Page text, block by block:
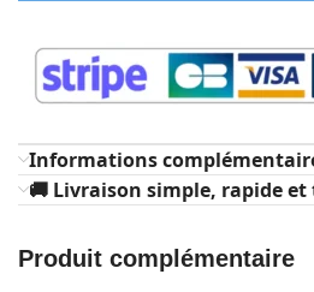
Informations
🚚 Livraison simple, rapide
Produit complémentaire